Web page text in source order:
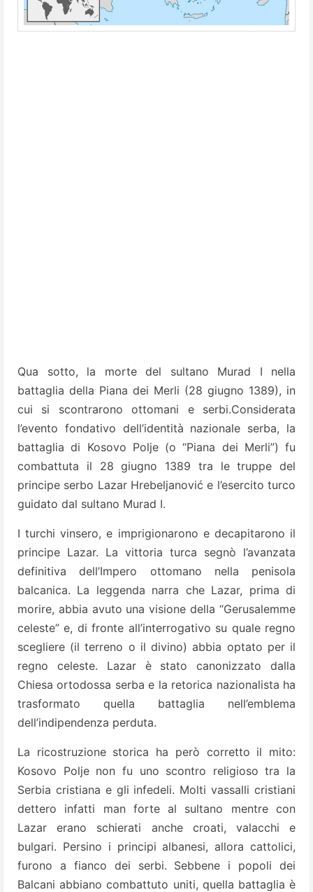
Qua sotto, la morte del sultano Murad I nella
battaglia della Piana dei Merli (28 giugno 1389), in
cui si scontrarono ottomani e serbi.Considerata
l’evento fondativo dell’identità nazionale serba, la
battaglia di Kosovo Polje (o “Piana dei Merli”) fu
combattuta il 28 giugno 1389 tra le truppe del
principe serbo Lazar Hrebeljanović e l’esercito turco
guidato dal sultano Murad I.
I turchi vinsero, e imprigionarono e decapitarono il
principe Lazar. La vittoria turca segnò l’avanzata
definitiva dell’Impero ottomano nella penisola
balcanica. La leggenda narra che Lazar, prima di
morire, abbia avuto una visione della “Gerusalemme
celeste” e, di fronte all’interrogativo su quale regno
scegliere (il terreno o il divino) abbia optato per il
regno celeste. Lazar è stato canonizzato dalla
Chiesa ortodossa serba e la retorica nazionalista ha
trasformato quella battaglia nell’emblema
dell’indipendenza perduta.
La ricostruzione storica ha però corretto il mito:
Kosovo Polje non fu uno scontro religioso tra la
Serbia cristiana e gli infedeli. Molti vassalli cristiani
dettero infatti man forte al sultano mentre con
Lazar erano schierati anche croati, valacchi e
bulgari. Persino i principi albanesi, allora cattolici,
furono a fianco dei serbi. Sebbene i popoli dei
Balcani abbiano combattuto uniti, quella battaglia è